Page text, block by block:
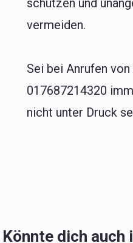
schützen und
vermeiden.
Sei bei Anrufen
017687214320
nicht unter Druck
Könnte dich auch